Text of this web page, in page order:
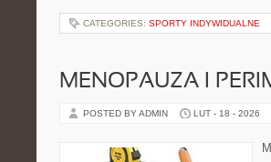
CATEGORIES: SPORTY INDYWIDUALNE
MENOPAUZA I
POSTED BY ADMIN LUT - 18 - 2026